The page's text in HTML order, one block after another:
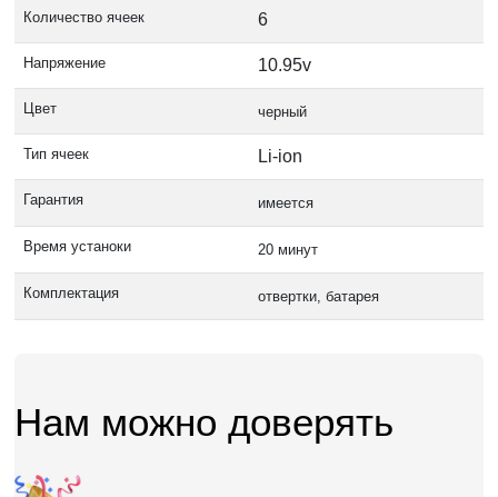
Количество ячеек 6
Напряжение 10.95v
Цвет черный
Тип ячеек Li-ion
Гарантия имеется
Время устаноки 20 минут
Комплектация отвертки, батарея
Нам можно доверять